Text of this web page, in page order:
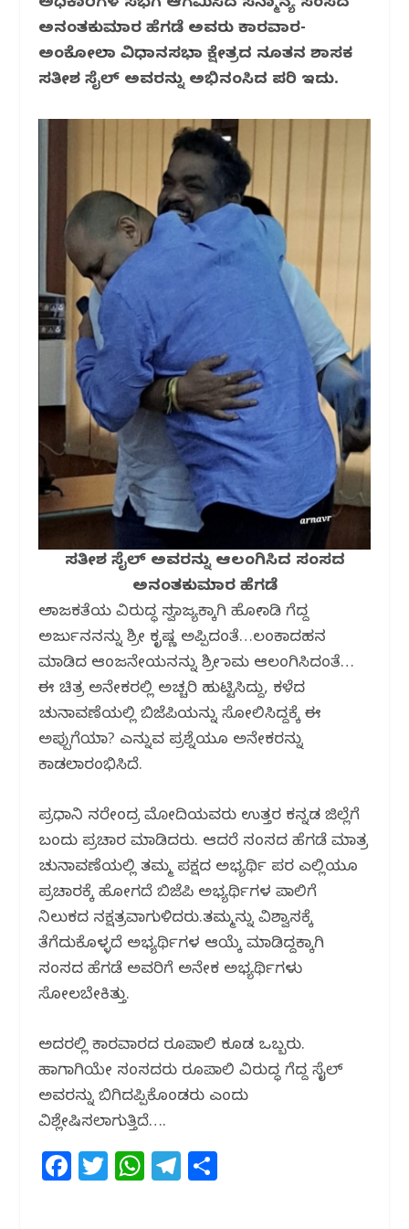
b
o
o
r A
p
p
ra
m
ಅನಂತಕುಮಾರ ಹೆಗಡೆ ಅವರು ಕಾರವಾರ-
ಅಂಕೋಲಾ ವಿಧಾನಸಭಾ ಕ್ಷೇತ್ರದ ನೂತನ ಶಾಸಕ
ಸತೀಶ ಸೈಲ್ ಅವರನ್ನು ಅಭಿನಂದಿಸಿದ ಪರಿ ಇದು.
ಸತೀಶ ಸೈಲ್ ಅವರನ್ನು ಆಲಂಗಿಸಿದ ಸಂಸದ
ಅನಂತಕುಮಾರ ಹೆಗಡೆ
ಅರಾಜಕತೆಯ ವಿರುದ್ಧ ಸ್ವರಾಜ್ಯಕ್ಕಾಗಿ ಹೋರಾಡಿ ಗೆದ್ದ
ಅರ್ಜುನನನ್ನು ಶ್ರೀ ಕೃಷ್ಣ ಅಪ್ಪಿದಂತೆ…ಲಂಕಾದಹನ
ಮಾಡಿದ ಆಂಜನೇಯನನ್ನು ಶ್ರೀ ರಾಮ‌ ಆಲಂಗಿಸಿದಂತೆ…
ಈ ಚಿತ್ರ ಅನೇಕರಲ್ಲಿ ಅಚ್ಚರಿ ಹುಟ್ಟಿಸಿದ್ದು, ಕಳೆದ
ಚುನಾವಣೆಯಲ್ಲಿ ಬಿಜೆಪಿಯನ್ನು ಸೋಲಿಸಿದ್ದಕ್ಕೆ ಈ
ಅಪ್ಪುಗೆಯಾ? ಎನ್ನುವ ಪ್ರಶ್ನೆಯೂ ಅನೇಕರನ್ನು
ಕಾಡಲಾರಂಭಿಸಿದೆ.
ಪ್ರಧಾನಿ ನರೇಂದ್ರ ಮೋದಿಯವರು ಉತ್ತರ ಕನ್ನಡ ಜಿಲ್ಲೆಗೆ
ಬಂದು ಪ್ರಚಾರ ಮಾಡಿದರು. ಆದರೆ ಸಂಸದ ಹೆಗಡೆ ಮಾತ್ರ
ಚುನಾವಣೆಯಲ್ಲಿ ತಮ್ಮ ಪಕ್ಷದ ಅಭ್ಯರ್ಥಿ ಪರ ಎಲ್ಲಿಯೂ
ಪ್ರಚಾರಕ್ಕೆ ಹೋಗದೆ ಬಿಜೆಪಿ ಅಭ್ಯರ್ಥಿಗಳ ಪಾಲಿಗೆ
ನಿಲುಕದ ನಕ್ಷತ್ರವಾಗುಳಿದರು.ತಮ್ಮನ್ನು ವಿಶ್ವಾಸಕ್ಕೆ
ತೆಗೆದುಕೊಳ್ಳದೆ ಅಭ್ಯರ್ಥಿಗಳ ಆಯ್ಕೆ ಮಾಡಿದ್ದಕ್ಕಾಗಿ
ಸಂಸದ ಹೆಗಡೆ ಅವರಿಗೆ ಅನೇಕ ಅಭ್ಯರ್ಥಿಗಳು
ಸೋಲಬೇಕಿತ್ತು.
ಅದರಲ್ಲಿ ಕಾರವಾರದ ರೂಪಾಲಿ ಕೂಡ ಒಬ್ಬರು.
ಹಾಗಾಗಿಯೇ ಸಂಸದರು ರೂಪಾಲಿ ವಿರುದ್ಧ ಗೆದ್ದ ಸೈಲ್
ಅವರನ್ನು ಬಿಗಿದಪ್ಪಿಕೊಂಡರು ಎಂದು
ವಿಶ್ಲೇಷಿಸಲಾಗುತ್ತಿದೆ….
F T W T